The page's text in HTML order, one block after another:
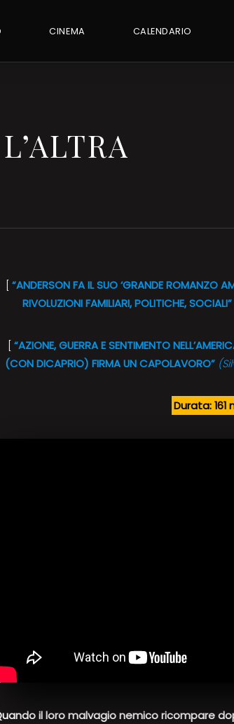
CINEMA CALENDARIO
[“ANDERSON FA IL SUO ‘GRANDE ROMANZO
RIVOLUZIONI FAMILIARI, POLITICHE, SOCIALI”
[“AZIONE, GUERRA E SENTIMENTO
(CON DICAPRIO) FIRMA UN CAPOLAVORO”
Durata: 161
il loro malvagio nemico ricompare